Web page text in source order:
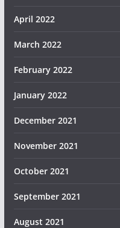
April 2022
March 2022
February 2022
January 2022
December 2021
November 2021
October 2021
September 2021
August 2021